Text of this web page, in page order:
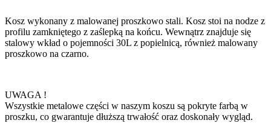
Kosz wykonany z malowanej proszkowo stali. Kosz stoi na nodze z
profilu zamkniętego z zaślepką na końcu. Wewnątrz znajduje się
stalowy wkład o pojemności 30L z popielnicą, również malowany
proszkowo na czarno.
UWAGA !
Wszystkie metalowe części w naszym koszu są pokryte farbą w
proszku, co gwarantuje dłuższą trwałość oraz doskonały wygląd.